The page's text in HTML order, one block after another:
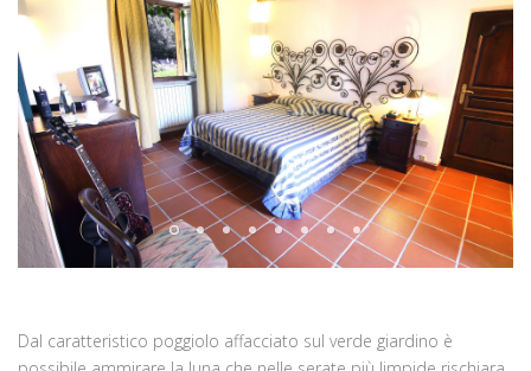
Dal caratteristico poggiolo affacciato sul verde giardino è